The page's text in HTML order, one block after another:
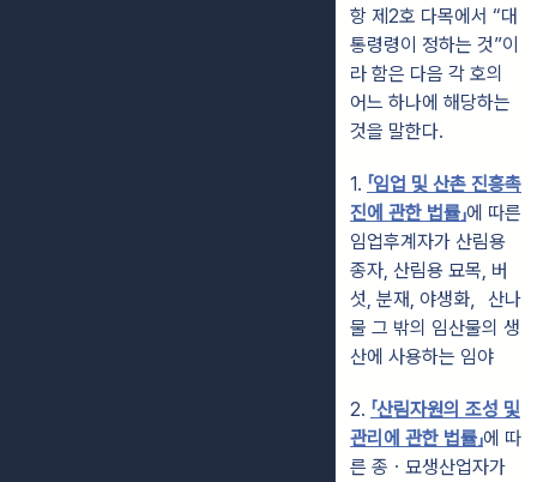
항 제2호 다목에서 “대
통령령이 정하는 것”이
라 함은 다음 각 호의
어느 하나에 해당하는
것을 말한다.
1. 「임업 및 산촌 진흥촉
진에 관한 법률」에 따른
임업후계자가 산림용
종자, 산림용 묘목, 버
섯, 분재, 야생화，산나
물 그 밖의 임산물의 생
산에 사용하는 임야
2. 「산림자원의 조성 및
관리에 관한 법률」에 따
른 종ㆍ묘생산업자가